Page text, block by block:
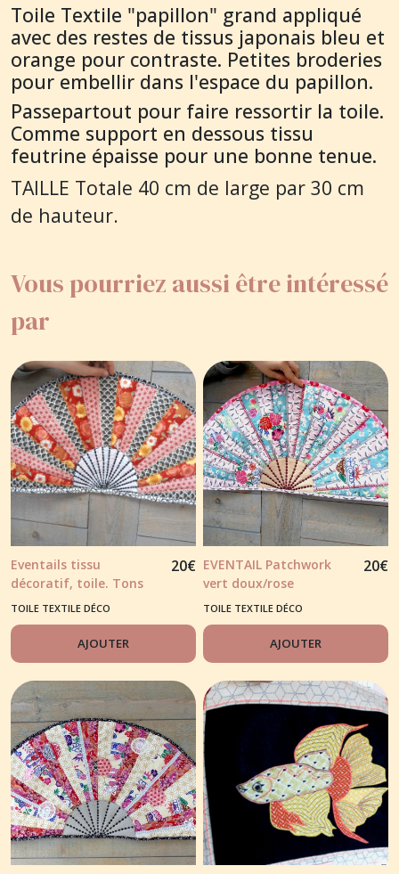
Toile Textile "papillon" grand appliqué
avec des restes de tissus japonais bleu et
orange pour contraste. Petites broderies
pour embellir dans l'espace du papillon.
Passepartout pour faire ressortir la toile.
Comme support en dessous tissu
feutrine épaisse pour une bonne tenue.
TAILLE Totale 40 cm de large par 30 cm
de hauteur.
Vous pourriez aussi être intéressé
par
Eventails tissu
décoratif, toile. Tons
rouge et noir
20€
TOILE TEXTILE DÉCO
AJOUTER
EVENTAIL Patchwork
vert doux/rose
20€
TOILE TEXTILE DÉCO
AJOUTER